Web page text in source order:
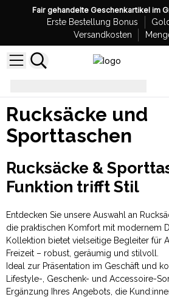
Fair gehandelte Geschenkartikel im
Erste Bestellung Bonus
Versandkosten
Rucksäcke und
Sporttaschen
Rucksäcke &
Funktion trifft Stil
Entdecken Sie unsere Auswahl an
die praktischen Komfort mit modernem
Kollektion bietet vielseitige Begleiter für
Freizeit – robust, geräumig und stilvoll.
Ideal zur Präsentation im Geschäft und
Lifestyle-, Geschenk- und Accessoire-
Ergänzung Ihres Angebots, die